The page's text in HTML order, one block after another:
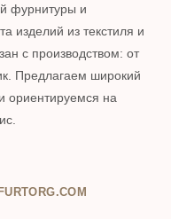
фурнитуры и
изделий из текстиля и
с производством: от
Предлагаем широкий
ориентируемся на